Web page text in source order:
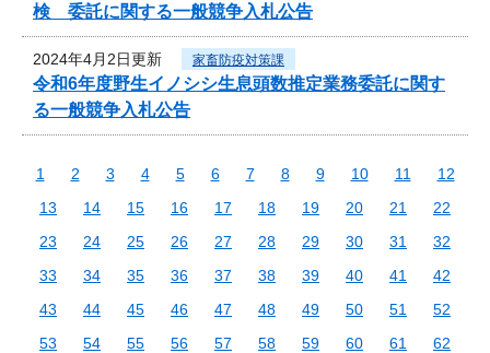
検 委託に関する一般競争入札公告
2024年4月2日更新 家畜防疫対策課
令和6年度野生イノシシ生息頭数推定業務委託に関す
る一般競争入札公告
1 2 3 4 5 6 7 8 9 10 11
12
13
14 15 16 17 18 19 20 21
22
23
24 25 26 27 28 29 30 31
32
33
34 35 36 37 38 39 40 41
42
43
44 45 46 47 48 49 50 51
52
53
54 55 56 57 58 59 60 61
62